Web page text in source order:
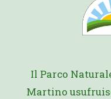
Il Parco
Martino